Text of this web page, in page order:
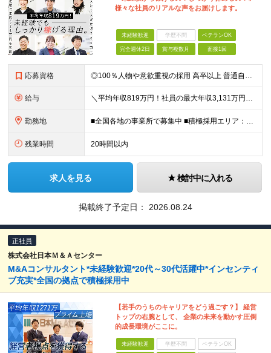
様々な社員のリアルな声をお届けします。
未経験歓迎 学歴不問 ベテランOK
完全週休2日 賞与複数月 面接1回
応募資格 ◎100％人物や意欲重視の採用 高卒以上 普通自動車第一種運転免許取得者（AT限定可） ★職歴は全く問いません！ 前向きにコツコツと向き合える方であれば結果がついてくるお仕事です。 現職・無職、正社
給与 ＼平均年収819万円！社員の最大年収3,131万円／ 固定給だけで、年収524万円も可能！ インセンティブだけでなく固定給でもしっかり稼げる仕組みです！ 【入社初年度】 年収400万～550万円＋イ
勤務地 ■全国各地の事業所で募集中 ■積極採用エリア：東京・神奈川・埼玉・千葉・愛知 ※希望の勤務地で働ける！通勤可能な事業所を選定していきます ※地元に戻って働きたいUターン希望者も歓迎します！ ※社用車を
残業時間 20時間以内
求人を見る 検討中に入れる
掲載終了予定日： 2026.08.24
正社員
株式会社日本Ｍ＆Ａセンター
M&Aコンサルタント*未経験歓迎*20代～30代活躍中*インセンティ
ブ充実*全国の拠点で積極採用中
【若手のうちのキャリアをどう過ごす？】 経営
トップの右腕として、 企業の未来を動かす圧倒
的成長環境がここに。
未経験歓迎 学歴不問 ベテランOK